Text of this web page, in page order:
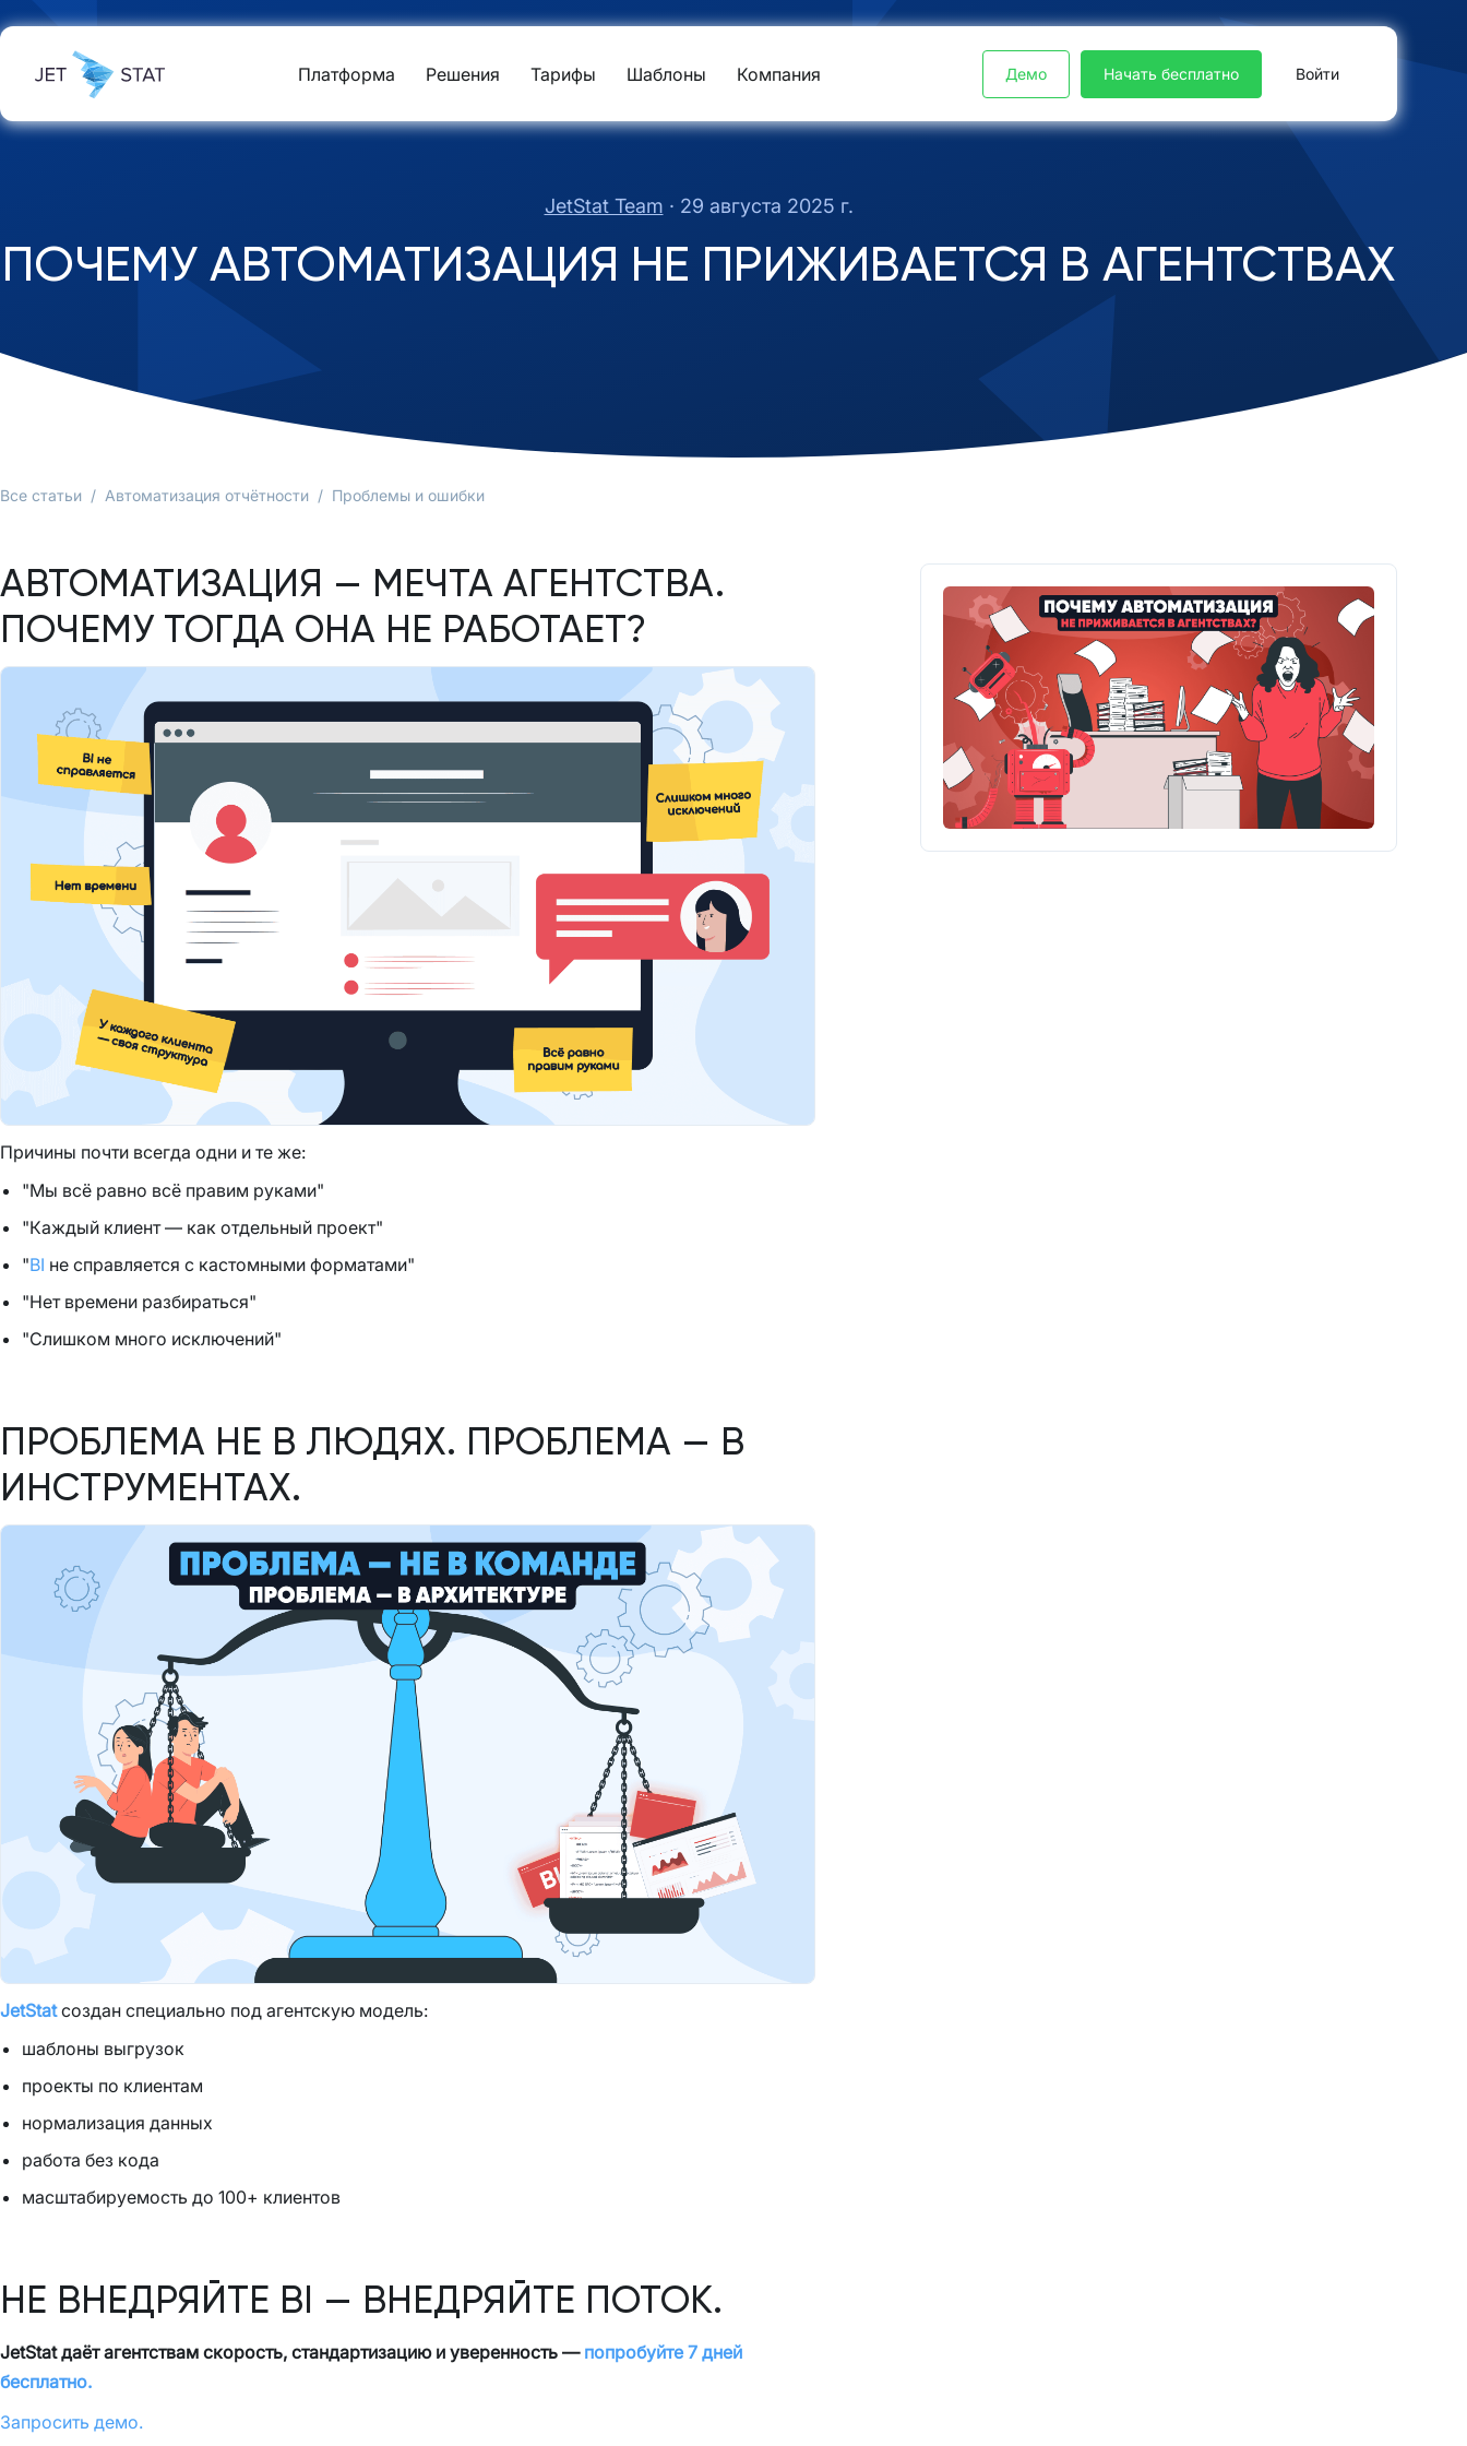
Платформа Решения Тарифы Шаблоны Компания Демо Начать бесплатно Войти
JetStat Team · 29 августа 2025 г.
ПОЧЕМУ АВТОМАТИЗАЦИЯ НЕ ПРИЖИВАЕТСЯ В АГЕНТСТВАХ
Все статьи / Автоматизация отчётности / Проблемы и ошибки
АВТОМАТИЗАЦИЯ — МЕЧТА АГЕНТСТВА.
ПОЧЕМУ ТОГДА ОНА НЕ РАБОТАЕТ?
Причины почти всегда одни и те же:
"Мы всё равно всё правим руками"
"Каждый клиент — как отдельный проект"
"BI не справляется с кастомными форматами"
"Нет времени разбираться"
"Слишком много исключений"
ПРОБЛЕМА НЕ В ЛЮДЯХ. ПРОБЛЕМА — В
ИНСТРУМЕНТАХ.
JetStatсоздан специально под агентскую модель:
шаблоны выгрузок
проекты по клиентам
нормализация данных
работа без кода
масштабируемость до 100+ клиентов
НЕ ВНЕДРЯЙТЕ BI — ВНЕДРЯЙТЕ ПОТОК.
JetStat даёт агентствам скорость, стандартизацию и уверенность —попробуйте 7 дней
бесплатно.
Запросить демо.